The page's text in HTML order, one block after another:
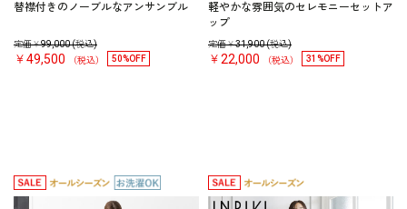
替襟付きのノーブルなアンサンブル
定価￥99,000(税込)
￥49,500 （税込） 50%OFF
軽やかな雰囲気のセレモニーセットア
ップ
定価￥31,900(税込)
￥22,000 （税込） 31%OFF